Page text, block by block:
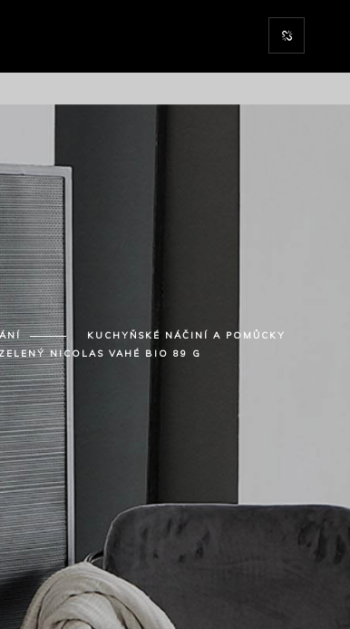
KUCHYŇSKÉ NÁČINÍ A POMŮCKY
NICOLAS VAHÉ BIO 89 G